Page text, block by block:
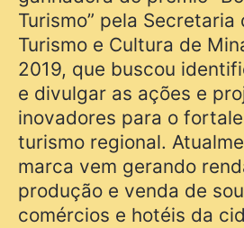
Turismo” pela Secretaria
Turismo e Cultura de
2019, que buscou
e divulgar as ações e
inovadores para o
turismo regional.
marca vem gerando
produção e venda de
comércios e hotéis da